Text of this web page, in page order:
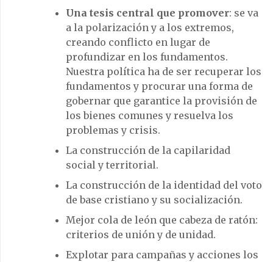
Una tesis central que promover: se va
a la polarización y a los extremos,
creando conflicto en lugar de
profundizar en los fundamentos.
Nuestra política ha de ser recuperar los
fundamentos y procurar una forma de
gobernar que garantice la provisión de
los bienes comunes y resuelva los
problemas y crisis.
La construcción de la capilaridad
social y territorial.
La construcción de la identidad del voto
de base cristiano y su socialización.
Mejor cola de león que cabeza de ratón:
criterios de unión y de unidad.
Explotar para campañas y acciones los